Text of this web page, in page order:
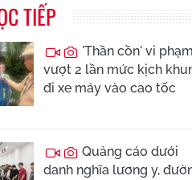
TIẾP
'Thần cồn' vi phạm
vượt 2 lần mức kịch
đi xe máy vào cao tốc
Quảng cáo dưới
danh nghĩa lương y,